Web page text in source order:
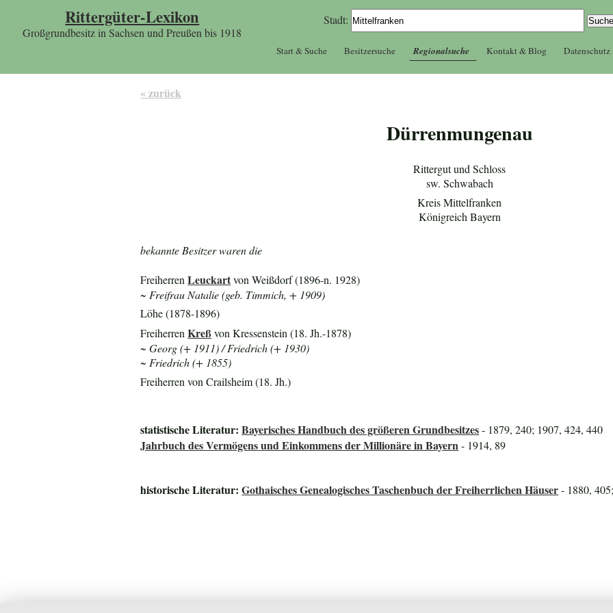
Rittergüter-Lexikon
Großgrundbesitz in Sachsen und Preußen bis 1918
Stadt:
Start & Suche Besitzersuche Regionalsuche Kontakt & Blog Datenschutz
« zurück
Dürrenmungenau
Rittergut und Schloss
sw. Schwabach
Kreis Mittelfranken
Königreich Bayern
bekannte Besitzer waren die
FreiherrenLeuckartvon Weißdorf (1896-n. 1928)
~ Freifrau Natalie (geb. Timmich, + 1909)
Löhe (1878-1896)
FreiherrenKreßvon Kressenstein (18. Jh.-1878)
~ Georg (+ 1911) / Friedrich (+ 1930)
~ Friedrich (+ 1855)
Freiherren von Crailsheim (18. Jh.)
statistische Literatur:Bayerisches Handbuch des größeren Grundbesitzes- 1879, 240; 1907, 424, 440
Jahrbuch des Vermögens und Einkommens der Millionäre in Bayern- 1914, 89
historische Literatur:Gothaisches Genealogisches Taschenbuch der Freiherrlichen Häuser- 1880,